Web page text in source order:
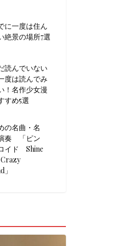
に一度は住ん
絶景の場所7選
読んでいない
度は読んでみ
！名作少女漫
すめ5選
の名曲・名
奏 「ピン
イド Shine
Crazy